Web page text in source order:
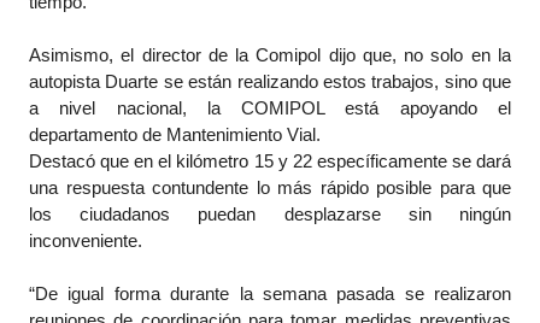
Asimismo, el director de la Comipol dijo que, no solo en la
autopista Duarte se están realizando estos trabajos, sino que
a nivel nacional, la COMIPOL está apoyando el
departamento de Mantenimiento Vial.
Destacó que en el kilómetro 15 y 22 específicamente se dará
una respuesta contundente lo más rápido posible para que
los ciudadanos puedan desplazarse sin ningún
inconveniente.
“De igual forma durante la semana pasada se realizaron